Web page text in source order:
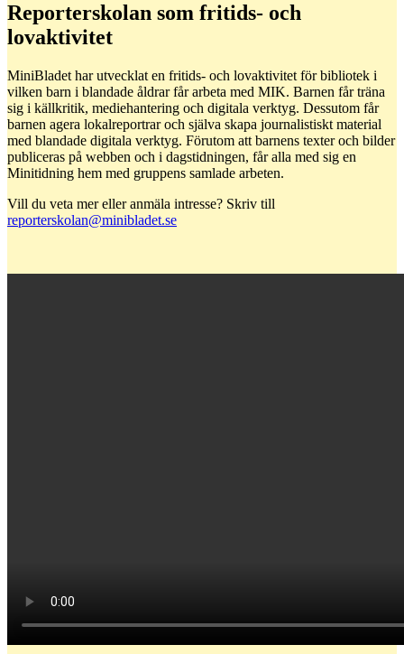
Reporterskolan som fritids- och
lovaktivitet
MiniBladet har utvecklat en fritids- och lovaktivitet för bibliotek i
vilken barn i blandade åldrar får arbeta med MIK. Barnen får träna
sig i källkritik, mediehantering och digitala verktyg. Dessutom får
barnen agera lokalreportrar och själva skapa journalistiskt material
med blandade digitala verktyg. Förutom att barnens texter och bilder
publiceras på webben och i dagstidningen, får alla med sig en
Minitidning hem med gruppens samlade arbeten.
Vill du veta mer eller anmäla intresse? Skriv till
reporterskolan@minibladet.se